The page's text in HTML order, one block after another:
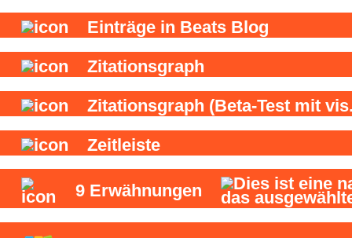
Einträge in Beats Blog
Zitationsgraph
Zitationsgraph (Beta-Test mit
Zeitleiste
9 Erwähnungen